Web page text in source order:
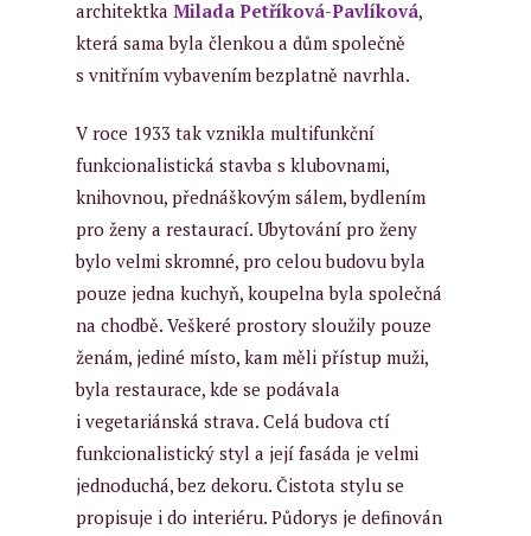
architektkaMilada Petříková-Pavlíková,
která sama byla členkou a dům společně
s vnitřním vybavením bezplatně navrhla.
V roce 1933 tak vznikla multifunkční
funkcionalistická stavba s klubovnami,
knihovnou, přednáškovým sálem, bydlením
pro ženy a restaurací. Ubytování pro ženy
bylo velmi skromné, pro celou budovu byla
pouze jedna kuchyň, koupelna byla společná
na chodbě. Veškeré prostory sloužily pouze
ženám, jediné místo, kam měli přístup muži,
byla restaurace, kde se podávala
i vegetariánská strava. Celá budova ctí
funkcionalistický styl a její fasáda je velmi
jednoduchá, bez dekoru. Čistota stylu se
propisuje i do interiéru. Půdorys je definován